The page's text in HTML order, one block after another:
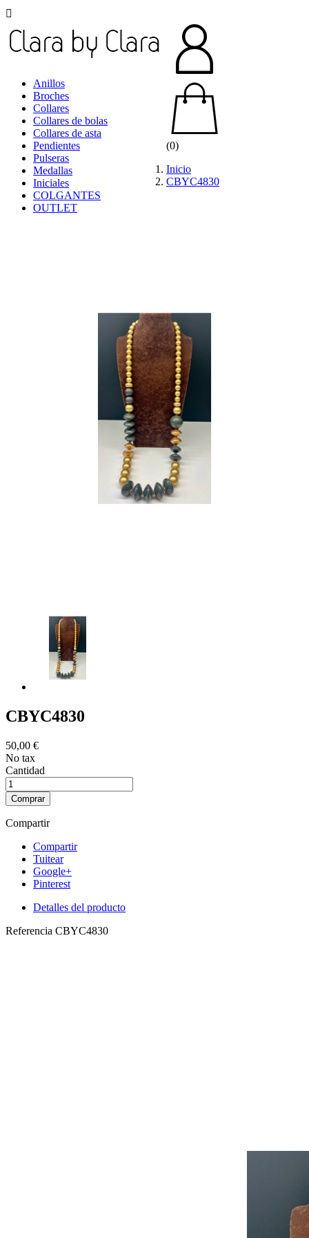

Anillos
Broches
Collares
Collares de bolas
Collares de asta
Pendientes
Pulseras
Medallas
Iniciales
COLGANTES
OUTLET
(0)
Inicio
CBYC4830
CBYC4830
50,00 €
No tax
Cantidad
Comprar
Compartir
Compartir
Tuitear
Google+
Pinterest
Detalles del producto
Referencia CBYC4830